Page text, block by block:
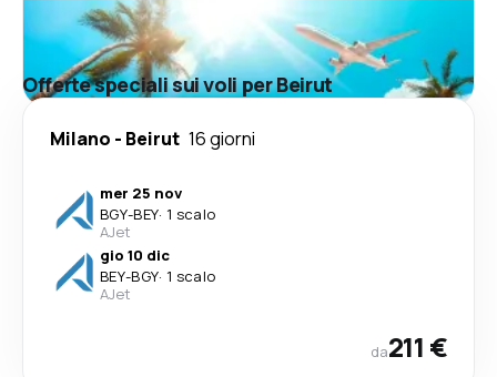
Offerte speciali sui voli per Beirut
Milano - Beirut 16 giorni
mer 25 nov
BGY-BEY· 1 scalo
AJet
gio 10 dic
BEY-BGY· 1 scalo
AJet
da211 €